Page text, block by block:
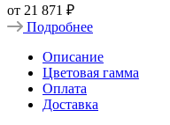
от 21 871 ₽
Подробнее
Описание
Цветовая гамма
Оплата
Доставка